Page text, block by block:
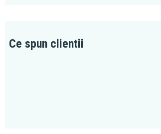
Ce spun clientii